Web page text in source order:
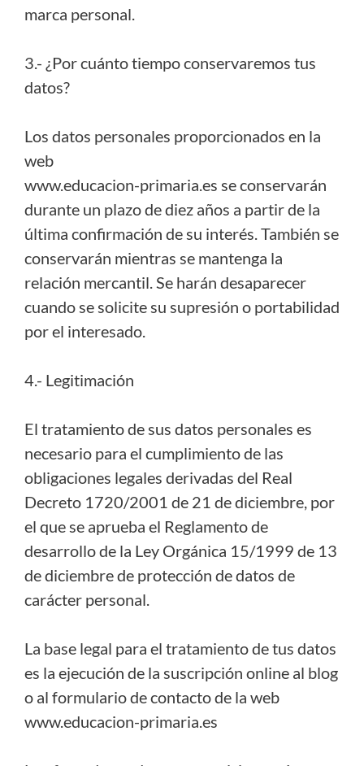
marca personal.
3.- ¿Por cuánto tiempo conservaremos tus
datos?
Los datos personales proporcionados en la
web
www.educacion-primaria.es se conservarán
durante un plazo de diez años a partir de la
última confirmación de su interés. También se
conservarán mientras se mantenga la
relación mercantil. Se harán desaparecer
cuando se solicite su supresión o portabilidad
por el interesado.
4.- Legitimación
El tratamiento de sus datos personales es
necesario para el cumplimiento de las
obligaciones legales derivadas del Real
Decreto 1720/2001 de 21 de diciembre, por
el que se aprueba el Reglamento de
desarrollo de la Ley Orgánica 15/1999 de 13
de diciembre de protección de datos de
carácter personal.
La base legal para el tratamiento de tus datos
es la ejecución de la suscripción online al blog
o al formulario de contacto de la web
www.educacion-primaria.es